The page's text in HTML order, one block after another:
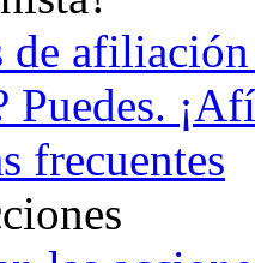
de
Puedes.
frecuentes